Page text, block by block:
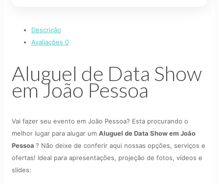
Descrição
Avaliações 0
Aluguel de Data Show
em João Pessoa
Vai fazer seu evento em João Pessoa? Esta procurando o
melhor lugar para alugar um Aluguel de Data Show em João
Pessoa ? Não deixe de conferir aqui nossas opções, serviços e
ofertas! Ideal para apresentações, projeção de fotos, vídeos e
slides: